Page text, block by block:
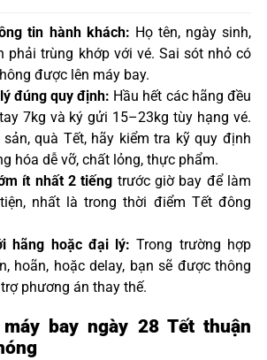
tin hành khách: Họ tên, ngày sinh,
phải trùng khớp với vé. Sai sót nhỏ có
được lên máy bay.
đúng quy định: Hầu hết các hãng đều
7kg và ký gửi 15–23kg tùy hạng vé.
quà Tết, hãy kiểm tra kỹ quy định
hóa dễ vỡ, chất lỏng, thực phẩm.
ít nhất 2 tiếng trước giờ bay để làm
nhất là trong thời điểm Tết đông
hãng hoặc đại lý: Trong trường hợp
hoãn, hoặc delay, bạn sẽ được thông
phương án thay thế.
bay ngày 28 Tết thuận